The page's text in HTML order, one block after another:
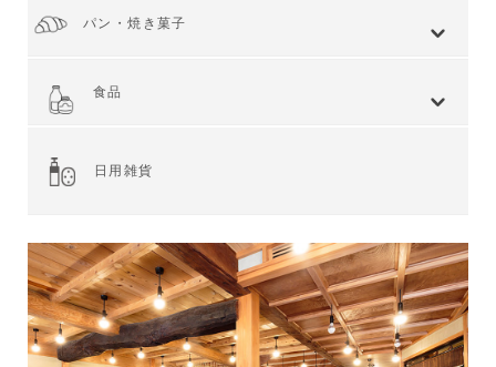
パン・焼き菓子
食品
日用雑貨